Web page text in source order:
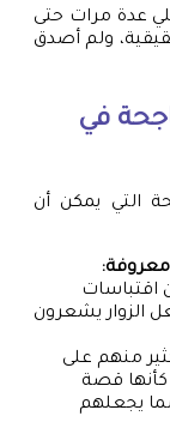
عدة مرات حتى
ولم أصدق
في
التي يمكن أن
اقتباسات
يشعرون
منهم على
كأنها قصة
يجعلهم